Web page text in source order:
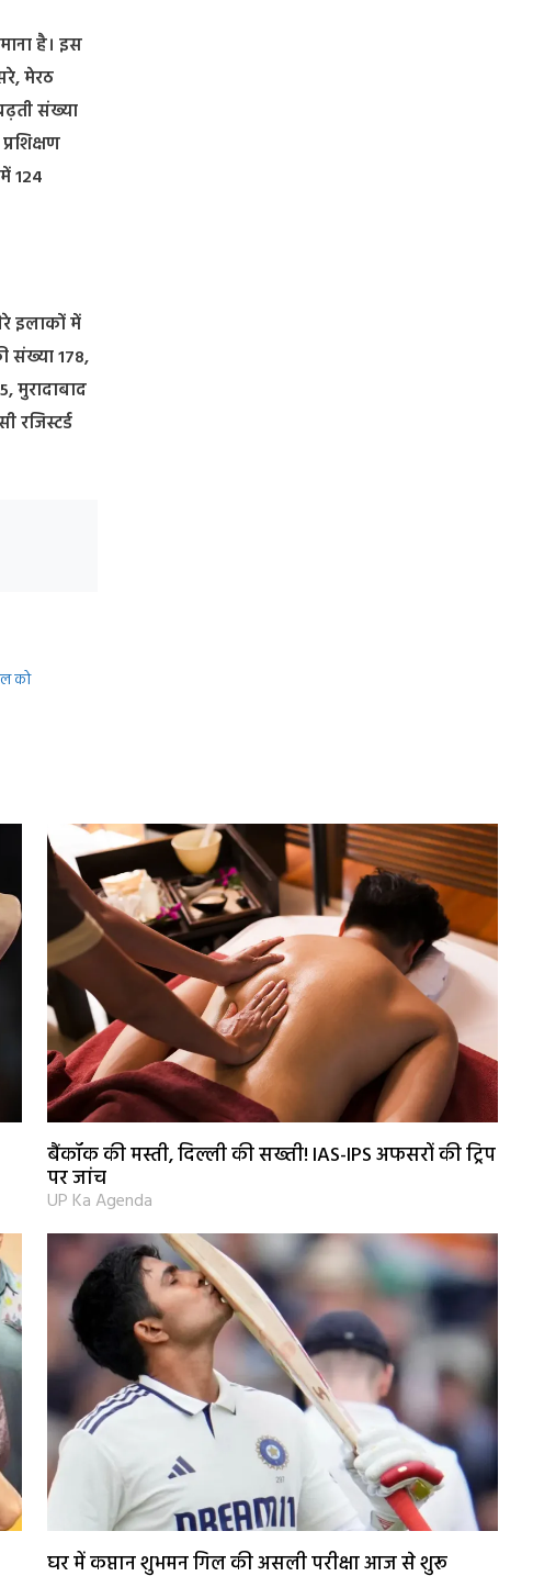
है। इस
मेरठ
संख्या
124
इलाकों में
संख्या 178,
मुरादाबाद
रजिस्टर्ड
को
बैंकॉक की मस्ती, दिल्ली की सख्ती! IAS-IPS अफसरों की ट्रिप
पर जांच
UP Ka Agenda
घर में कप्तान शुभमन गिल की असली परीक्षा आज से शुरू